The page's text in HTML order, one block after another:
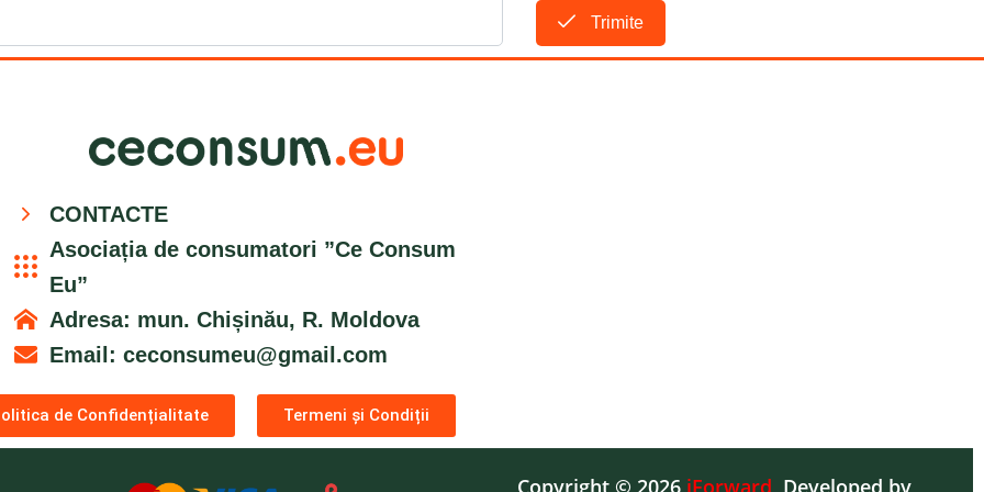
Trimite
CONTACTE
Asociația de consumatori ”Ce Consum
Eu”
Adresa: mun. Chișinău, R. Moldova
Email: ceconsumeu@gmail.com
de Confidențialitate Termeni și Condiții
Copyright © 2026 iForward Developed by